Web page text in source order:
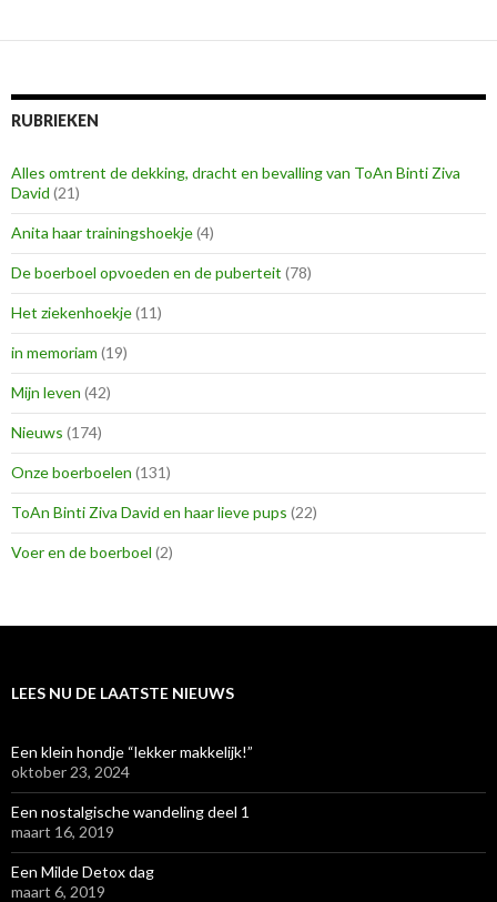
RUBRIEKEN
Alles omtrent de dekking, dracht en bevalling van ToAn Binti Ziva
David (21)
Anita haar trainingshoekje(4)
De boerboel opvoeden en de puberteit (78)
Het ziekenhoekje(11)
in memoriam (19)
Mijn leven (42)
Nieuws (174)
Onze boerboelen (131)
ToAn Binti Ziva David en haar lieve pups (22)
Voer en de boerboel (2)
LEES NU DE LAATSTE NIEUWS
Een klein hondje “lekker makkelijk!”
oktober 23, 2024
Een nostalgische wandeling deel 1
maart 16, 2019
Een Milde Detox dag
maart 6, 2019